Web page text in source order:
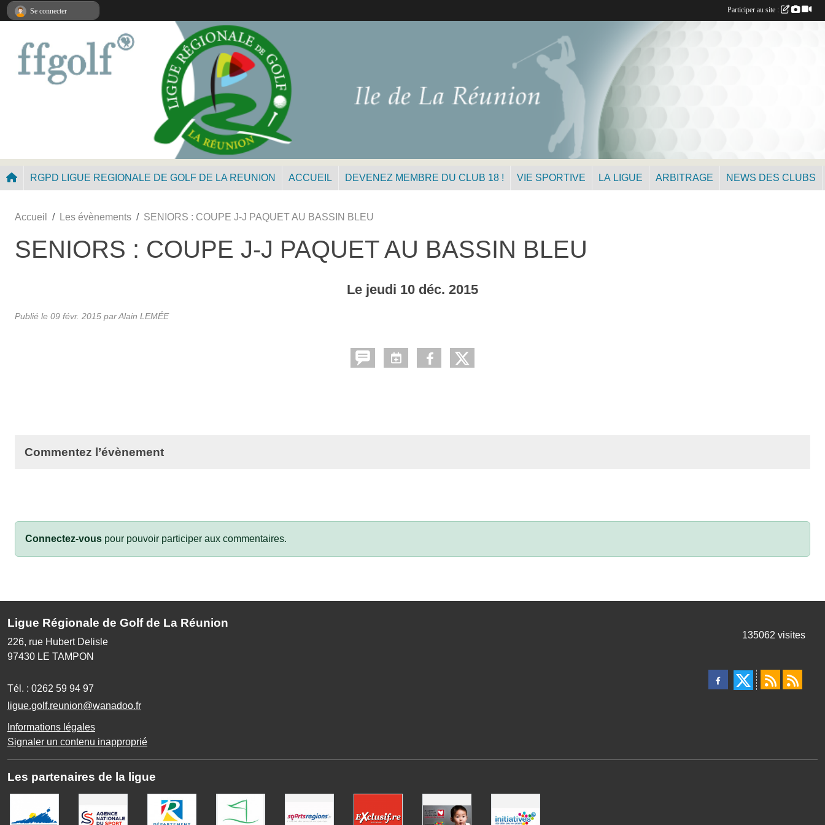
RGPD LIGUE REGIONALE DE GOLF DE LA REUNION ACCUEIL DEVENEZ MEMBRE DU CLUB 18 ! VIE SPORTIVE LA LIGUE ARBITRAGE NEWS DES CLUBS
Accueil Les évènements SENIORS : COUPE J-J PAQUET AU BASSIN BLEU
SENIORS : COUPE J-J PAQUET AU BASSIN BLEU
Le jeudi 10 déc. 2015
Publié le 09 févr. 2015 parAlain LEMÉE
Commentez l’évènement
Connectez-vous pour pouvoir participer aux commentaires.
Ligue Régionale de Golf de La Réunion
226, rue Hubert Delisle
97430 LE TAMPON
Tél. : 0262 59 94 97
ligue.golf.reunion@wanadoo.fr
Informations légales
Signaler un contenu inapproprié
135062 visites
Les partenaires de la ligue
Se connecter Participer au site :
Panneau de gestion des cookies